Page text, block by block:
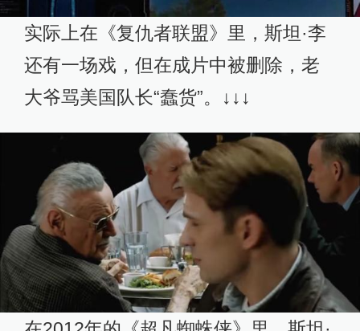
实际上在《复仇者联盟》里，斯坦·李
还有一场戏，但在成片中被删除，老
大爷骂美国队长“蠢货”。↓↓↓